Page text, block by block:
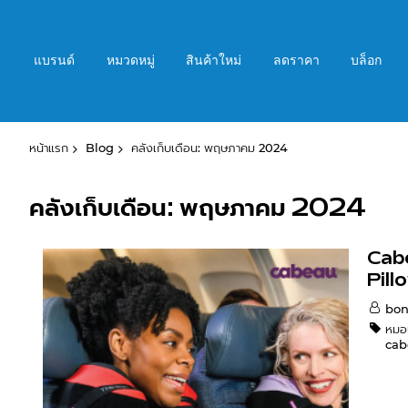
ที่แบรนด์ หมวดหมู่ สินค้าใหม่ ลดราคา บล็อก
หน้าแรก Blog คลังเก็บเดือน: พฤษภาคม 2024
คลังเก็บเดือน: พฤษภาคม 2024
หม